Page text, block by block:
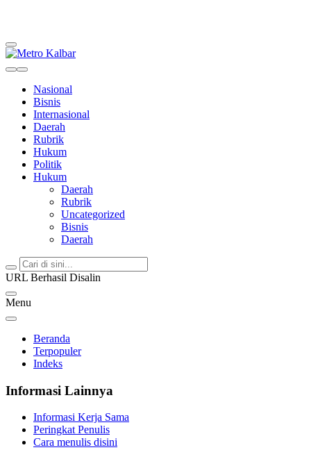
Nasional
Bisnis
Internasional
Daerah
Rubrik
Hukum
Politik
Hukum
Daerah
Rubrik
Uncategorized
Bisnis
Daerah
URL Berhasil Disalin
Menu
Beranda
Terpopuler
Indeks
Informasi Lainnya
Informasi Kerja Sama
Peringkat Penulis
Cara menulis disini